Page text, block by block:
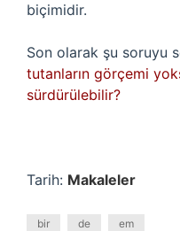
biçimidir.
Son olarak şu soruyu
tutanların görçemi
sürdürülebilir?
Tarih: Makaleler
bir de em